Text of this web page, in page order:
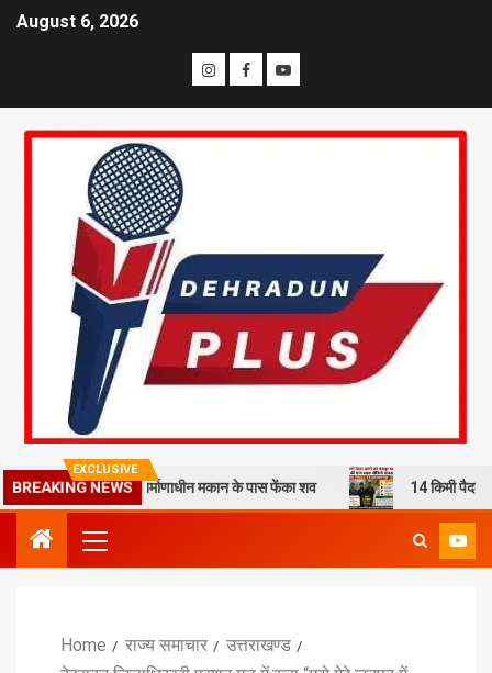
August 6, 2026
EXCLUSIVE
BREAKING NEWS
से हत्या कर निर्माणाधीन मकान के पास फेंका शव 14 किमी पैदल चलने को
Home राज्य समाचार
उत्तराखण्ड